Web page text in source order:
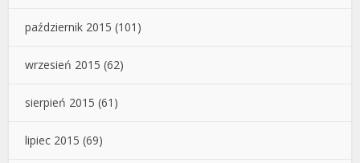
październik 2015 (101)
wrzesień 2015 (62)
sierpień 2015 (61)
lipiec 2015 (69)